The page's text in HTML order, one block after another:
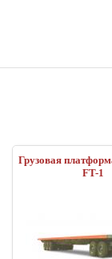
Грузовая
FT-1